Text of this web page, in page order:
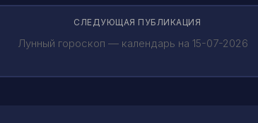
СЛЕДУЮЩАЯ ПУБЛИКАЦИЯ
Лунный гороскоп — календарь на 15-07-2026